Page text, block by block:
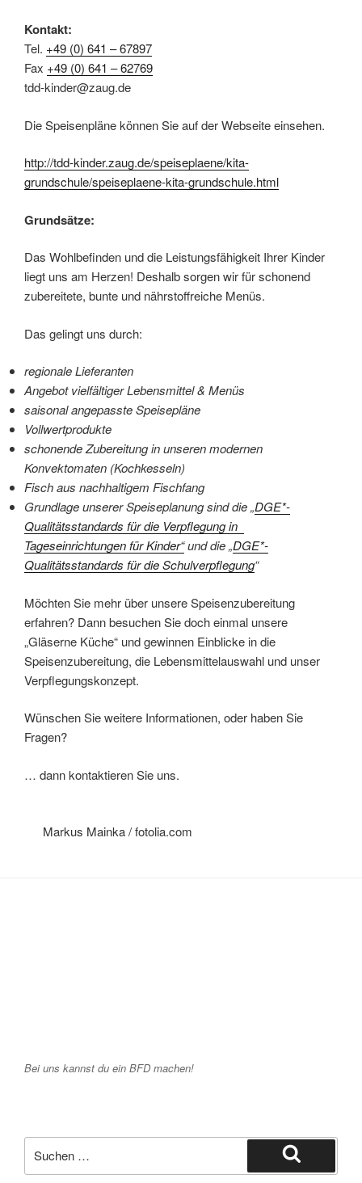
Kontakt:
Tel. +49 (0) 641 – 67897
Fax +49 (0) 641 – 62769
tdd-kinder@zaug.de
Die Speisenpläne können Sie auf der Webseite einsehen.
http://tdd-kinder.zaug.de/speiseplaene/kita-
grundschule/speiseplaene-kita-grundschule.html
Grundsätze:
Das Wohlbefinden und die Leistungsfähigkeit Ihrer Kinder
liegt uns am Herzen! Deshalb sorgen wir für schonend
zubereitete, bunte und nährstoffreiche Menüs.
Das gelingt uns durch:
regionale Lieferanten
Angebot vielfältiger Lebensmittel & Menüs
saisonal angepasste Speisepläne
Vollwertprodukte
schonende Zubereitung in unseren modernen
Konvektomaten (Kochkesseln)
Fisch aus nachhaltigem Fischfang
Grundlage unserer Speiseplanung sind die „DGE*-
Qualitätsstandards für die Verpflegung in
Tageseinrichtungen für Kinder“und die „DGE*-
Qualitätsstandards für die Schulverpflegung“
Möchten Sie mehr über unsere Speisenzubereitung
erfahren? Dann besuchen Sie doch einmal unsere
„Gläserne Küche“ und gewinnen Einblicke in die
Speisenzubereitung, die Lebensmittelauswahl und unser
Verpflegungskonzept.
Wünschen Sie weitere Informationen, oder haben Sie
Fragen?
… dann kontaktieren Sie uns.
Markus Mainka / fotolia.com
Bei uns kannst du ein BFD machen!
nach:
Suchen